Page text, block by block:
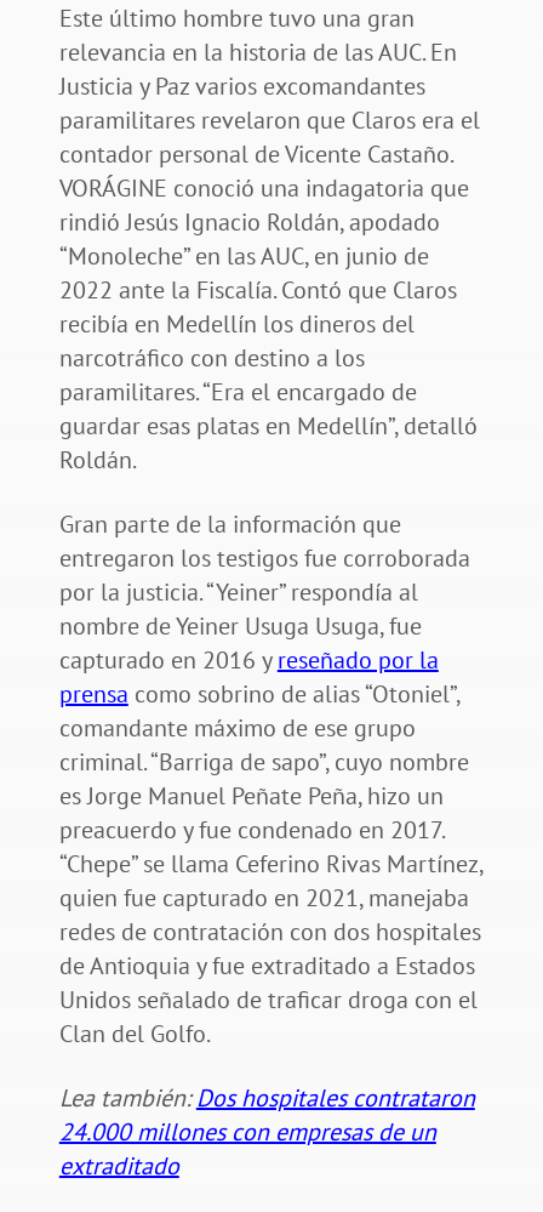
Este último hombre tuvo una gran
relevancia en la historia de las AUC. En
Justicia y Paz varios excomandantes
paramilitares revelaron que Claros era el
contador personal de Vicente Castaño.
VORÁGINE conoció una indagatoria que
rindió Jesús Ignacio Roldán, apodado
“Monoleche” en las AUC, en junio de
2022 ante la Fiscalía. Contó que Claros
recibía en Medellín los dineros del
narcotráfico con destino a los
paramilitares. “Era el encargado de
guardar esas platas en Medellín”, detalló
Roldán.
Gran parte de la información que
entregaron los testigos fue corroborada
por la justicia. “Yeiner” respondía al
nombre de Yeiner Usuga Usuga, fue
capturado en 2016 yreseñado por la
prensa como sobrino de alias “Otoniel”,
comandante máximo de ese grupo
criminal. “Barriga de sapo”, cuyo nombre
es Jorge Manuel Peñate Peña, hizo un
preacuerdo y fue condenado en 2017.
“Chepe” se llama Ceferino Rivas Martínez,
quien fue capturado en 2021, manejaba
redes de contratación con dos hospitales
de Antioquia y fue extraditado a Estados
Unidos señalado de traficar droga con el
Clan del Golfo.
Lea también:Dos hospitales contrataron
24.000 millones con empresas de un
extraditado